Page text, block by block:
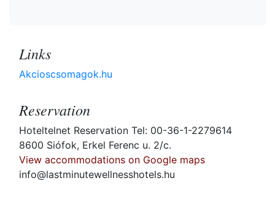
Links
Akcioscsomagok.hu
Reservation
Hoteltelnet Reservation Tel: 00-36-1-2279614
8600 Siófok, Erkel Ferenc u. 2/c.
View accommodations on Google maps
info@lastminutewellnesshotels.hu